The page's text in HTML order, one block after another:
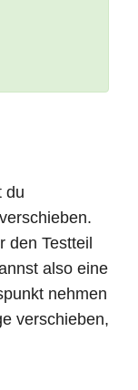
du
den Testteil
also eine
nehmen
verschieben,